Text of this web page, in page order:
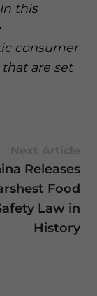
this
consumer
are set
Releases
Food
Law in
History